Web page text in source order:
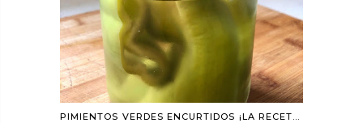
PIMIENTOS VERDES ENCURTIDOS ¡LA RECETA DEFINITIVA!